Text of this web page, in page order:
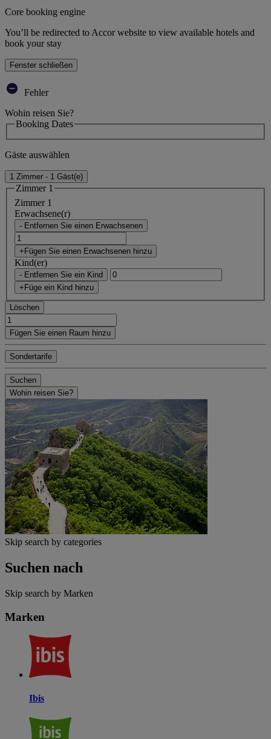
Core booking engine
You’ll be redirected to Accor website to view available hotels and
book your stay
Fenster schließen
Fehler
Wohin reisen Sie?
Booking Dates
Gäste auswählen
1 Zimmer - 1 Gäst(e)
Zimmer 1
Zimmer 1
Erwachsene(r)
- Entfernen Sie einen Erwachsenen
+Fügen Sie einen Erwachsenen hinzu
Kind(er)
- Entfernen Sie ein Kind
+Füge ein Kind hinzu
Löschen
Fügen Sie einen Raum hinzu
Sondertarife
Suchen
Wohin reisen Sie?
Skip search by categories
Suchen nach
Skip search by Marken
Marken
Ibis